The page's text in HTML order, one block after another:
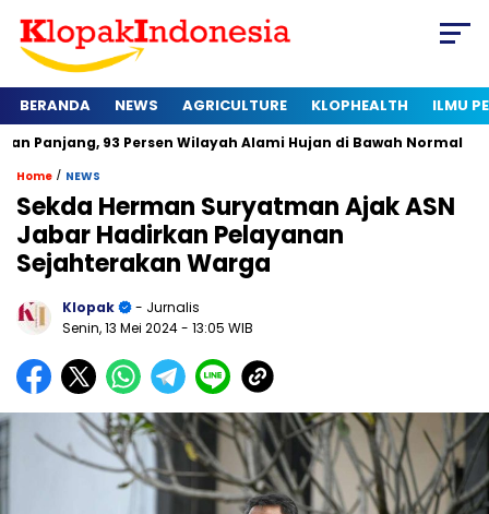
BERANDA NEWS AGRICULTURE KLOPHEALTH ILMU
93 Persen Wilayah Alami Hujan di Bawah Normal Kapan
Home / NEWS
Sekda Herman Suryatman Ajak ASN
Jabar Hadirkan Pelayanan
Sejahterakan Warga
Klopak
- Jurnalis
Senin, 13 Mei 2024- 13:05 WIB